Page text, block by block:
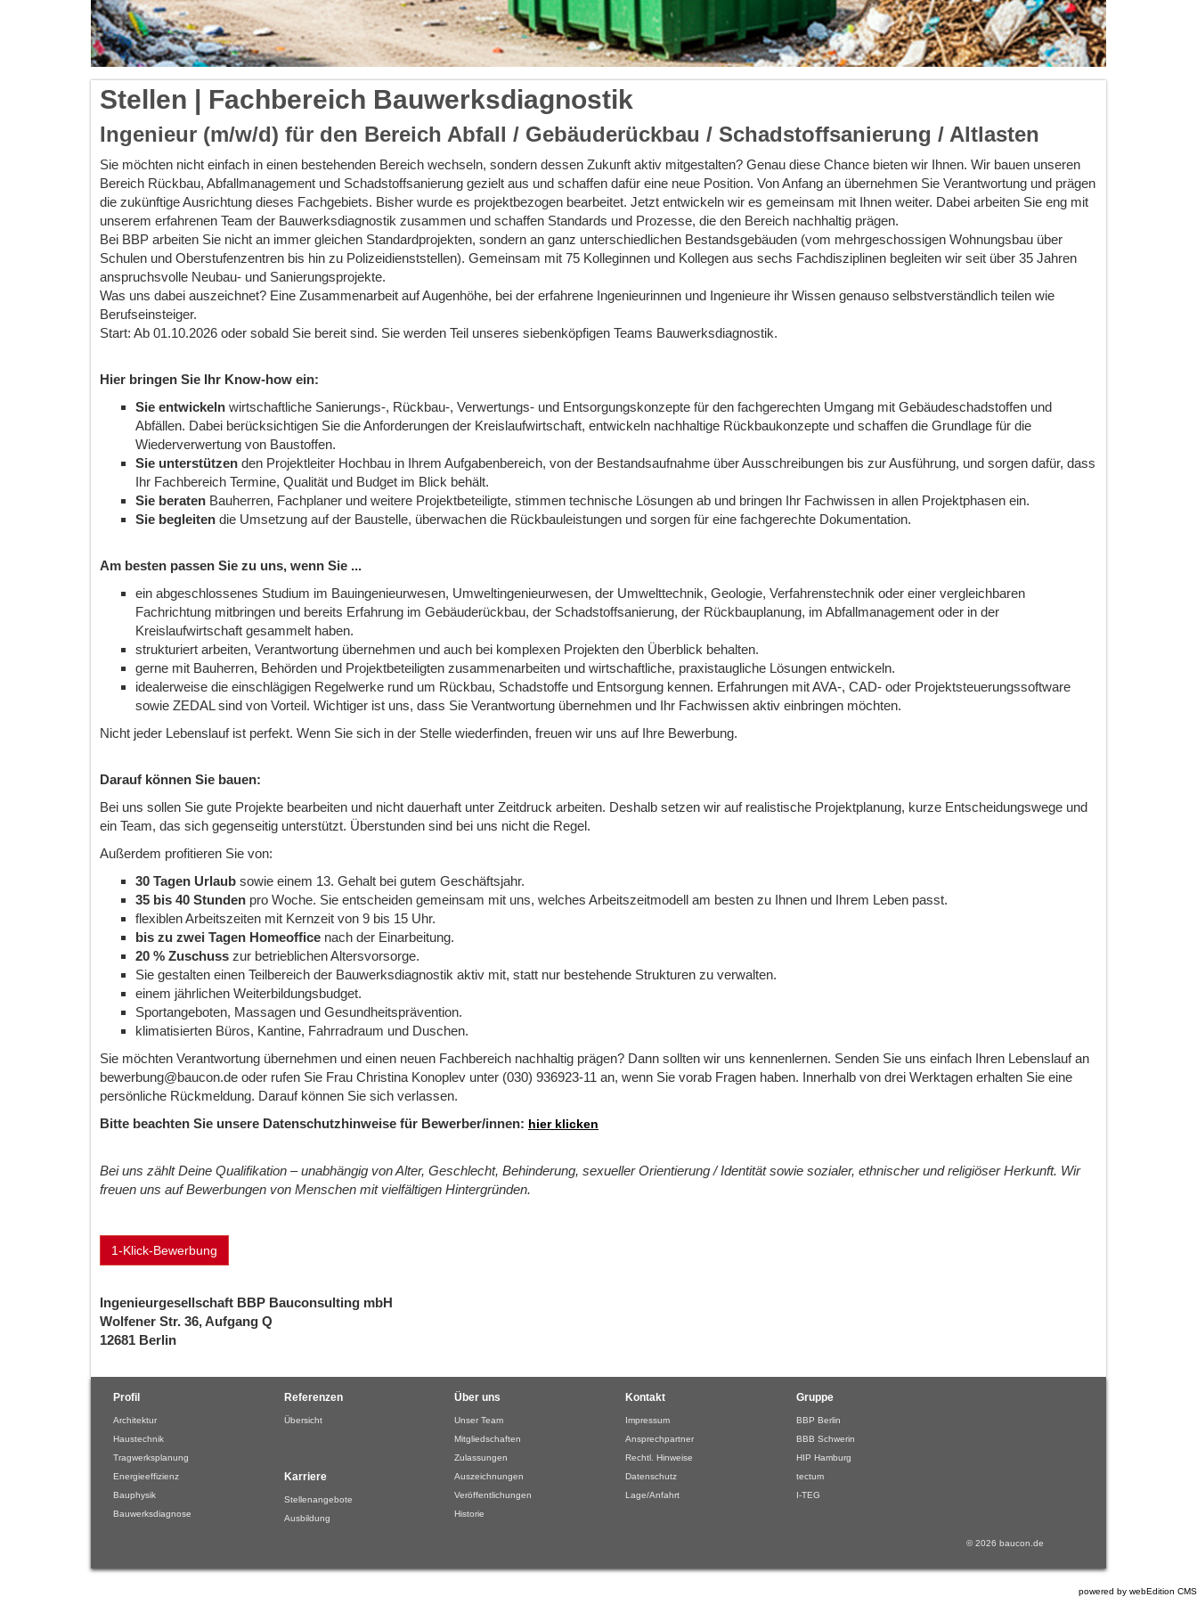
Stellen | Fachbereich Bauwerksdiagnostik
Ingenieur (m/w/d) für den Bereich Abfall / Gebäuderückbau / Schadstoffsanierung / Altlasten
Sie möchten nicht einfach in einen bestehenden Bereich wechseln, sondern dessen Zukunft aktiv mitgestalten? Genau diese Chance bieten wir Ihnen. Wir bauen unseren
Bereich Rückbau, Abfallmanagement und Schadstoffsanierung gezielt aus und schaffen dafür eine neue Position. Von Anfang an übernehmen Sie Verantwortung und prägen
die zukünftige Ausrichtung dieses Fachgebiets. Bisher wurde es projektbezogen bearbeitet. Jetzt entwickeln wir es gemeinsam mit Ihnen weiter. Dabei arbeiten Sie eng mit
unserem erfahrenen Team der Bauwerksdiagnostik zusammen und schaffen Standards und Prozesse, die den Bereich nachhaltig prägen.
Bei BBP arbeiten Sie nicht an immer gleichen Standardprojekten, sondern an ganz unterschiedlichen Bestandsgebäuden (vom mehrgeschossigen Wohnungsbau über
Schulen und Oberstufenzentren bis hin zu Polizeidienststellen). Gemeinsam mit 75 Kolleginnen und Kollegen aus sechs Fachdisziplinen begleiten wir seit über 35 Jahren
anspruchsvolle Neubau- und Sanierungsprojekte.
Was uns dabei auszeichnet? Eine Zusammenarbeit auf Augenhöhe, bei der erfahrene Ingenieurinnen und Ingenieure ihr Wissen genauso selbstverständlich teilen wie
Berufseinsteiger.
Start: Ab 01.10.2026 oder sobald Sie bereit sind. Sie werden Teil unseres siebenköpfigen Teams Bauwerksdiagnostik.
Hier bringen Sie Ihr Know-how ein:
Sie entwickeln wirtschaftliche Sanierungs-, Rückbau-, Verwertungs- und Entsorgungskonzepte für den fachgerechten Umgang mit Gebäudeschadstoffen und
Abfällen. Dabei berücksichtigen Sie die Anforderungen der Kreislaufwirtschaft, entwickeln nachhaltige Rückbaukonzepte und schaffen die Grundlage für die
Wiederverwertung von Baustoffen.
Sie unterstützen den Projektleiter Hochbau in Ihrem Aufgabenbereich, von der Bestandsaufnahme über Ausschreibungen bis zur Ausführung, und sorgen dafür, dass
Ihr Fachbereich Termine, Qualität und Budget im Blick behält.
Sie beraten Bauherren, Fachplaner und weitere Projektbeteiligte, stimmen technische Lösungen ab und bringen Ihr Fachwissen in allen Projektphasen ein.
Sie begleiten die Umsetzung auf der Baustelle, überwachen die Rückbauleistungen und sorgen für eine fachgerechte Dokumentation.
Am besten passen Sie zu uns, wenn Sie ...
ein abgeschlossenes Studium im Bauingenieurwesen, Umweltingenieurwesen, der Umwelttechnik, Geologie, Verfahrenstechnik oder einer vergleichbaren
Fachrichtung mitbringen und bereits Erfahrung im Gebäuderückbau, der Schadstoffsanierung, der Rückbauplanung, im Abfallmanagement oder in der
Kreislaufwirtschaft gesammelt haben.
strukturiert arbeiten, Verantwortung übernehmen und auch bei komplexen Projekten den Überblick behalten.
gerne mit Bauherren, Behörden und Projektbeteiligten zusammenarbeiten und wirtschaftliche, praxistaugliche Lösungen entwickeln.
idealerweise die einschlägigen Regelwerke rund um Rückbau, Schadstoffe und Entsorgung kennen. Erfahrungen mit AVA-, CAD- oder Projektsteuerungssoftware
sowie ZEDAL sind von Vorteil. Wichtiger ist uns, dass Sie Verantwortung übernehmen und Ihr Fachwissen aktiv einbringen möchten.
Nicht jeder Lebenslauf ist perfekt. Wenn Sie sich in der Stelle wiederfinden, freuen wir uns auf Ihre Bewerbung.
Darauf können Sie bauen:
Bei uns sollen Sie gute Projekte bearbeiten und nicht dauerhaft unter Zeitdruck arbeiten. Deshalb setzen wir auf realistische Projektplanung, kurze Entscheidungswege und
ein Team, das sich gegenseitig unterstützt. Überstunden sind bei uns nicht die Regel.
Außerdem profitieren Sie von:
30 Tagen Urlaub sowie einem 13. Gehalt bei gutem Geschäftsjahr.
35 bis 40 Stunden pro Woche. Sie entscheiden gemeinsam mit uns, welches Arbeitszeitmodell am besten zu Ihnen und Ihrem Leben passt.
flexiblen Arbeitszeiten mit Kernzeit von 9 bis 15 Uhr.
bis zu zwei Tagen Homeoffice nach der Einarbeitung.
20 % Zuschuss zur betrieblichen Altersvorsorge.
Sie gestalten einen Teilbereich der Bauwerksdiagnostik aktiv mit, statt nur bestehende Strukturen zu verwalten.
einem jährlichen Weiterbildungsbudget.
Sportangeboten, Massagen und Gesundheitsprävention.
klimatisierten Büros, Kantine, Fahrradraum und Duschen.
Sie möchten Verantwortung übernehmen und einen neuen Fachbereich nachhaltig prägen? Dann sollten wir uns kennenlernen. Senden Sie uns einfach Ihren Lebenslauf an
bewerbung@baucon.de oder rufen Sie Frau Christina Konoplev unter (030) 936923-11 an, wenn Sie vorab Fragen haben. Innerhalb von drei Werktagen erhalten Sie eine
persönliche Rückmeldung. Darauf können Sie sich verlassen.
Bitte beachten Sie unsere Datenschutzhinweise für Bewerber/innen: hier klicken
Bei uns zählt Deine Qualifikation – unabhängig von Alter, Geschlecht, Behinderung, sexueller Orientierung / Identität sowie sozialer, ethnischer und religiöser Herkunft. Wir
freuen uns auf Bewerbungen von Menschen mit vielfältigen Hintergründen.
1-Klick-Bewerbung
Ingenieurgesellschaft BBP Bauconsulting mbH
Wolfener Str. 36, Aufgang Q
12681 Berlin
Profil
Architektur
Haustechnik
Tragwerksplanung
Energieeffizienz
Bauphysik
Bauwerksdiagnose
Referenzen
Übersicht
Karriere
Stellenangebote
Ausbildung
Über uns
Unser Team
Mitgliedschaften
Zulassungen
Auszeichnungen
Veröffentlichungen
Historie
Kontakt
Impressum
Ansprechpartner
Rechtl. Hinweise
Datenschutz
Lage/Anfahrt
Gruppe
BBP Berlin
BBB Schwerin
HIP Hamburg
tectum
I-TEG
© 2026 baucon.de
powered by webEdition CMS